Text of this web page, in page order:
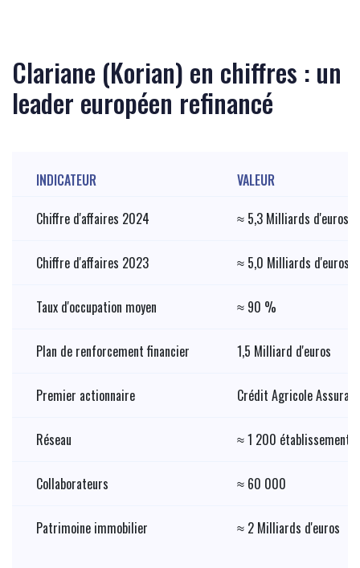
Clariane (Korian) en chiffres : un
leader européen refinancé
INDICATEUR
VALEUR
Chiffre d'affaires 2024
≈ 5,3 Milliards d'euros
Chiffre d'affaires 2023 ≈ 5,0 Milliards d'euros
Taux d'occupation moyen ≈ 90 %
Plan de renforcement financier 1,5 Milliard d'euros
Premier actionnaire Crédit Agricole
Réseau ≈ 1 200
Collaborateurs ≈ 60 000
Patrimoine immobilier ≈ 2 Milliards d'euros